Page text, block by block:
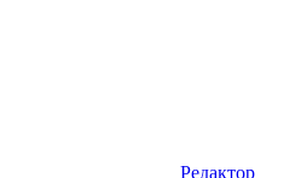
Редактор